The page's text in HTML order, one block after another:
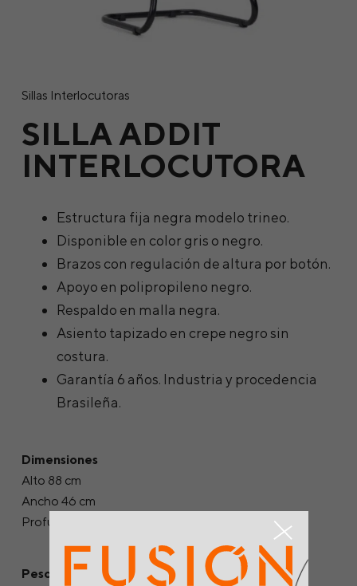
Sillas Interlocutoras
SILLA ADDIT
INTERLOCUTORA
Estructura fija negra modelo trineo.
Disponible en color gris o negro.
Brazos con regulación de altura por botón.
Apoyo en polipropileno negro.
Respaldo en malla negra.
Asiento tapizado en crepe negro sin
costura.
Garantía 6 años. Industria y procedencia
Brasileña.
Dimensiones
Alto 88 cm
Ancho 46 cm
Profundidad 46 cm
Peso soportado